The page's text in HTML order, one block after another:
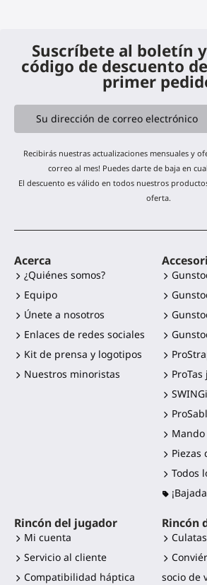
Suscríbete al boletín
código de descuento
primer
Recibirás nuestras actualizaciones mensuales y
correo al mes! Puedes darte de baja en
El descuento es válido en todos nuestros
oferta.
Acerca
¿Quiénes somos?
Equipo
Únete a nosotros
Enlaces de redes sociales
Kit de prensa y logotipos
Nuestros minoristas
Piezas
Todos
Rincón del jugador
Mi cuenta
Servicio al cliente
Compatibilidad háptica
Rincón
socio de